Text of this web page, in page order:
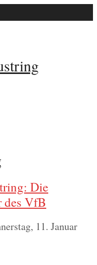
Die
des VfB
11. Januar